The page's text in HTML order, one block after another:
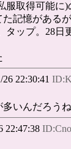
服取得可能に)
記憶があるが
タップ。28日
22:30:41
いんだろうね
22:47:38